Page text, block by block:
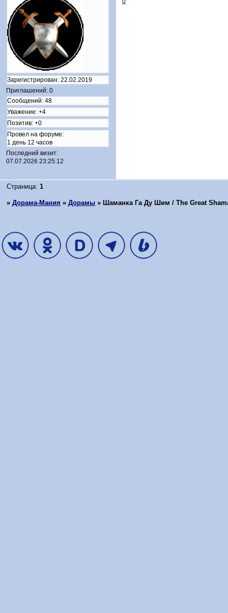
Зарегистрирован: 22.02.2019
Приглашений: 0
Сообщений: 48
Уважение: +4
Позитив: +0
Провел на форуме:
1 день 12 часов
Последний визит:
07.07.2026 23:25:12
Страница:1
»Дорама-Мания »Дорамы » Шаманка Га Ду Шим / The Great